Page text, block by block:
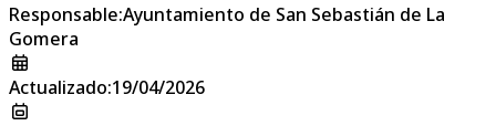
Responsable:Ayuntamiento de San Sebastián de La
Gomera
Actualizado:19/04/2026